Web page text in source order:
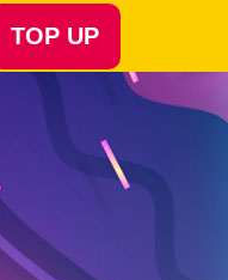
TOP UP
Language :